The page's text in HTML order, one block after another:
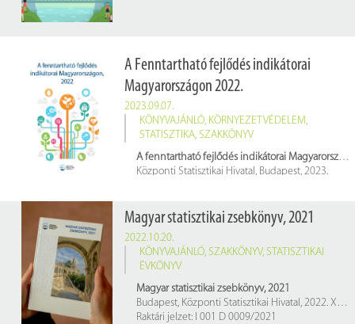
A Fenntartható fejlődés indikátorai
Magyarországon 2022.
2023.09.07.
KÖNYVAJÁNLÓ, KÖRNYEZETVÉDELEM,
STATISZTIKA, SZAKKÖNYV
A fenntartható fejlődés indikátorai Magyarországon, 2022.
Központi Statisztikai Hivatal, Budapest, 2023.
Magyar statisztikai zsebkönyv, 2021
2022.10.20.
KÖNYVAJÁNLÓ, SZAKKÖNYV, STATISZTIKAI
ÉVKÖNYV
Magyar statisztikai zsebkönyv, 2021
Budapest, Központi Statisztikai Hivatal, 2022. XXXIII, 300 p.
Raktári jelzet: I 001 D 0009/2021